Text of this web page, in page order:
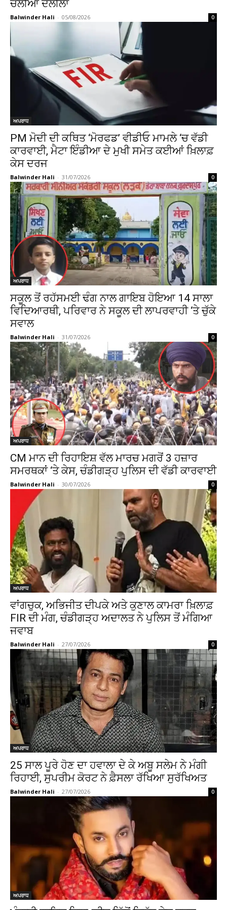
ਚੱਲੀਆਂ ਦਲੀਲਾਂ
Balwinder Hali - 05/08/2026 0
ਅਪਰਾਧ
PM ਮੋਦੀ ਦੀ ਕਥਿਤ ‘ਮੋਰਫਡ’ ਵੀਡੀਓ ਮਾਮਲੇ ‘ਚ ਵੱਡੀ
ਕਾਰਵਾਈ, ਮੈਟਾ ਇੰਡੀਆ ਦੇ ਮੁਖੀ ਸਮੇਤ ਕਈਆਂ ਖ਼ਿਲਾਫ਼
ਕੇਸ ਦਰਜ
Balwinder Hali - 31/07/2026 0
ਅਪਰਾਧ
ਸਕੂਲ ਤੋਂ ਰਹੱਸਮਈ ਢੰਗ ਨਾਲ ਗਾਇਬ ਹੋਇਆ 14 ਸਾਲਾ
ਵਿਦਿਆਰਥੀ, ਪਰਿਵਾਰ ਨੇ ਸਕੂਲ ਦੀ ਲਾਪਰਵਾਹੀ ‘ਤੇ ਚੁੱਕੇ
ਸਵਾਲ
Balwinder Hali - 31/07/2026 0
ਅਪਰਾਧ
CM ਮਾਨ ਦੀ ਰਿਹਾਇਸ਼ ਵੱਲ ਮਾਰਚ ਮਗਰੋਂ 3 ਹਜ਼ਾਰ
ਸਮਰਥਕਾਂ ‘ਤੇ ਕੇਸ, ਚੰਡੀਗੜ੍ਹ ਪੁਲਿਸ ਦੀ ਵੱਡੀ ਕਾਰਵਾਈ
Balwinder Hali - 30/07/2026 0
ਅਪਰਾਧ
ਵਾਂਗਚੁਕ, ਅਭਿਜੀਤ ਦੀਪਕੇ ਅਤੇ ਕੁਣਾਲ ਕਾਮਰਾ ਖ਼ਿਲਾਫ਼
FIR ਦੀ ਮੰਗ, ਚੰਡੀਗੜ੍ਹ ਅਦਾਲਤ ਨੇ ਪੁਲਿਸ ਤੋਂ ਮੰਗਿਆ
ਜਵਾਬ
Balwinder Hali - 27/07/2026 0
ਅਪਰਾਧ
25 ਸਾਲ ਪੂਰੇ ਹੋਣ ਦਾ ਹਵਾਲਾ ਦੇ ਕੇ ਅਬੂ ਸਲੇਮ ਨੇ ਮੰਗੀ
ਰਿਹਾਈ, ਸੁਪਰੀਮ ਕੋਰਟ ਨੇ ਫ਼ੈਸਲਾ ਰੱਖਿਆ ਸੁਰੱਖਿਅਤ
Balwinder Hali - 27/07/2026 0
ਅਪਰਾਧ